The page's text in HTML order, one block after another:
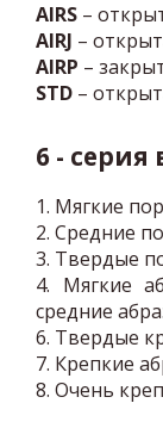
AIRS –
AIRJ –
AIRP –
STD –
6 -
1. Мягкие
2. Средние
3. Твердые
4. Мягкие
средние
6. Твердые
7. Крепкие
8. Очень